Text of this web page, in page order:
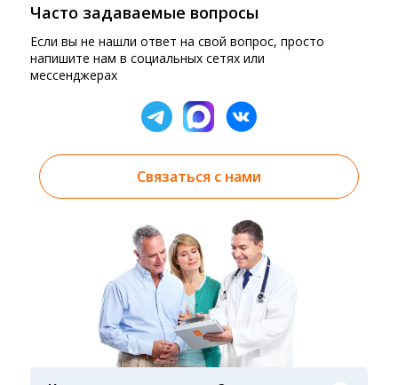
Часто задаваемые вопросы
Если вы не нашли ответ на свой вопрос, просто
напишите нам в социальных сетях или
мессенджерах
Связаться с нами
Результаты вы можете получить тремя